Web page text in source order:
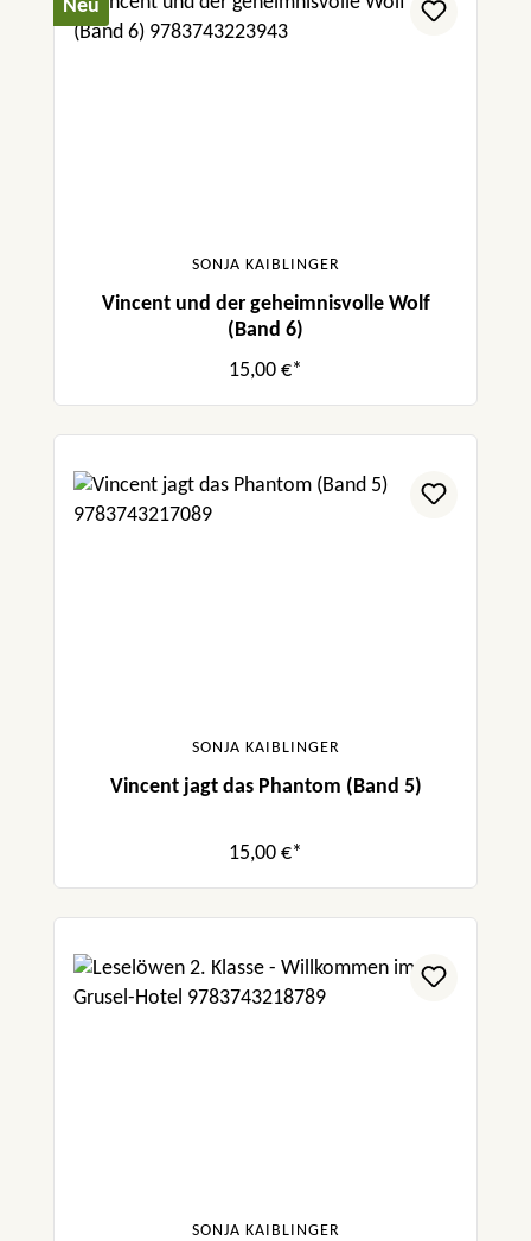
Neu
SONJA KAIBLINGER
Vincent und der geheimnisvolle Wolf
(Band 6)
15,00 €*
SONJA KAIBLINGER
Vincent jagt das Phantom (Band 5)
15,00 €*
SONJA KAIBLINGER